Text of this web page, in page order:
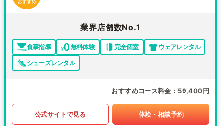
業界店舗数No.1
食事指導 無料体験 完全個室
ウェアレンタル
シューズレンタル
おすすめコース料金 59,400円
公式サイトで見る 体験・相談予約